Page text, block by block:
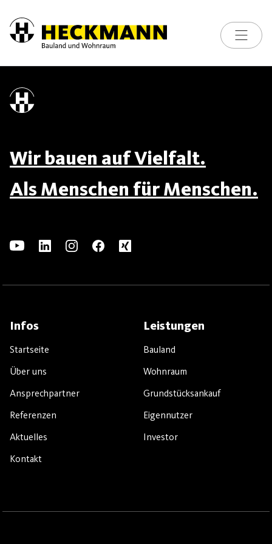
Skip to content
Toggle
Wir bauen auf Vielfalt.
Als Menschen für Menschen.
Infos
Startseite
Über uns
Ansprechpartner
Referenzen
Aktuelles
Kontakt
Leistungen
Bauland
Wohnraum
Grundstücksankauf
Eigennutzer
Investor